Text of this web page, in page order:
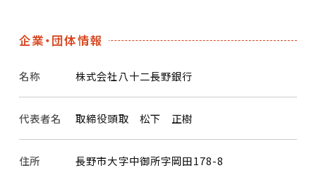
企業・団体情報
名称 株式会社八十二長野銀行
代表者名 取締役頭取 松下 正樹
住所 長野市大字中御所字岡田178-8